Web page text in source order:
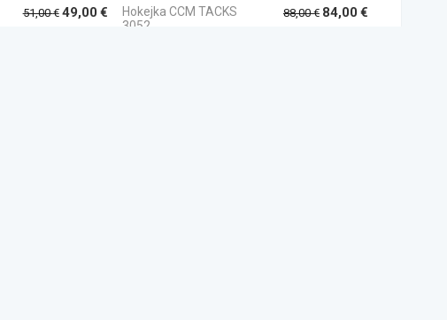
51,00 € 49,00 €
Hokejka CCM TACKS
3052
88,00 € 84,00 €